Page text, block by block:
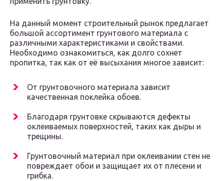
На данный момент строительный рынок предлагает
большой ассортимент грунтового материала с
различными характеристиками и свойствами.
Необходимо ознакомиться, как долго сохнет
пропитка, так как от её высыхания многое зависит:
От грунтовочного материала зависит
качественная поклейка обоев.
Благодаря грунтовке скрываются дефекты
оклеиваемых поверхностей, таких как дыры и
трещины.
Грунтовочный материал при оклеивании стен не
повреждает обои и защищает их от плесени и
грибка.